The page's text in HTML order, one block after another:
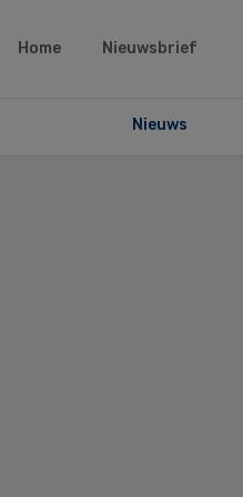
Home Nieuwsbrief
Nieuws